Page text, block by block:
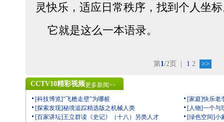
灵快乐，适应日常秩序，找到个人坐
它就是这么一本语录。
第1/2页 1 2 >>
CCTV10精彩视频更多新闻>>
[科技博览]“飞檐走壁”为哪桩
[家庭]快乐老
[探索发现]秘境追踪精选版之机械人类
[人物]一个
[百家讲坛]王立群读《史记》（十八）另类人才
[绿色空间]小